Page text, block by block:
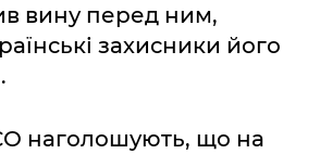
вину перед ним,
захисники його
наголошують, що на